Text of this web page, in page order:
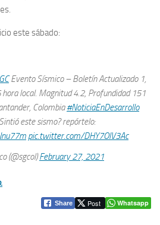
este sábado:
Evento Sísmico – Boletín Actualizado 1,
local. Magnitud 4.2, Profundidad 151
Colombia#NoticiaEnDesarrollo
este sismo? repórtelo:
pic.twitter.com/DHY7OIV3Ac
(@sgcol)February 27, 2021
Share Post Whatsapp